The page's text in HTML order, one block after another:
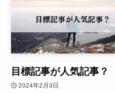
目標記事が人気記事？
2024年2月3日